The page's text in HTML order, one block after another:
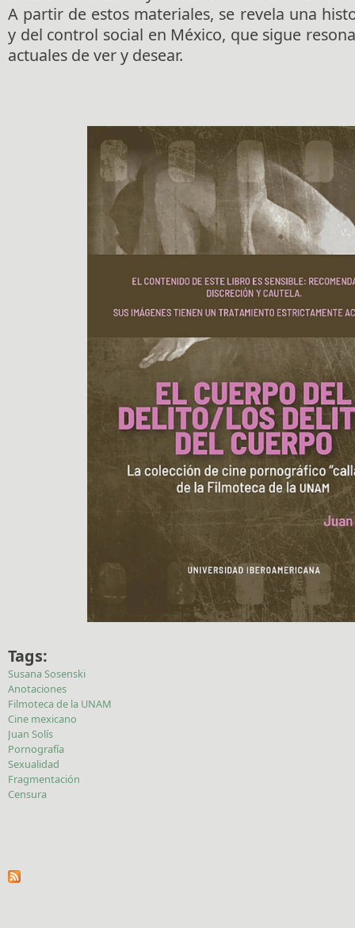
A partir de estos materiales, se revela una
y del control social en México, que sigue
actuales de ver y desear.
Tags:
Susana Sosenski
Anotaciones
Filmoteca de la UNAM
Cine mexicano
Juan Solís
Pornografía
Sexualidad
Fragmentación
Censura